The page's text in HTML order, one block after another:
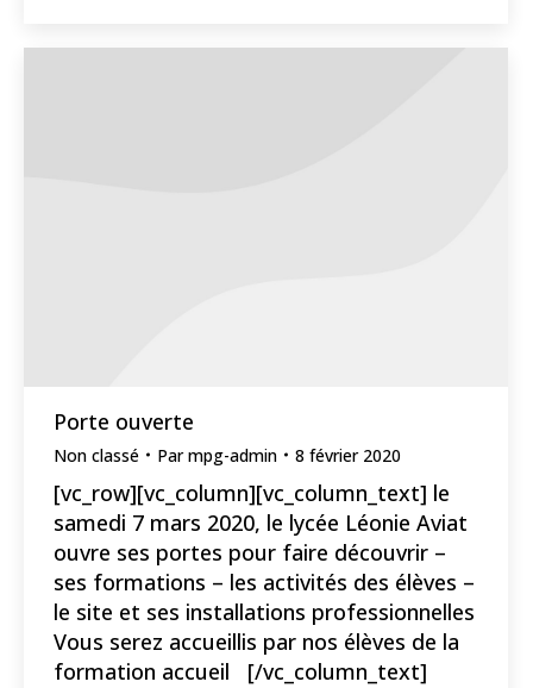
Porte ouverte
Non classé Parmpg-admin 8 février 2020
[vc_row][vc_column][vc_column_text] le
samedi 7 mars 2020, le lycée Léonie Aviat
ouvre ses portes pour faire découvrir –
ses formations – les activités des élèves –
le site et ses installations professionnelles
Vous serez accueillis par nos élèves de la
formation accueil [/vc_column_text]